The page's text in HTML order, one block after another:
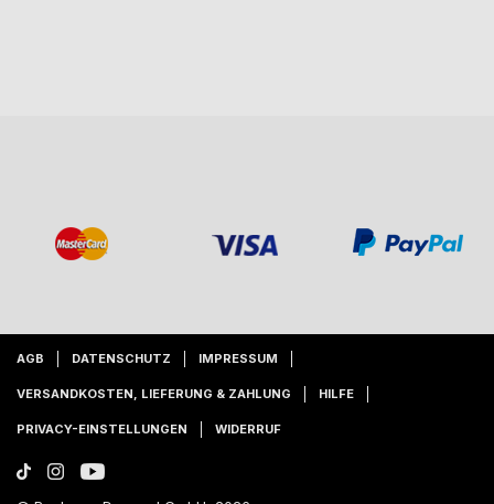
AGB DATENSCHUTZ IMPRESSUM
VERSANDKOSTEN, LIEFERUNG & ZAHLUNG HILFE
PRIVACY-EINSTELLUNGEN WIDERRUF